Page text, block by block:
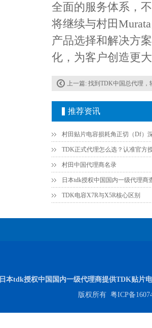
全面的服务体系，
将继续与村田
产品选择和解决方
化，为客户创造更
上一篇: 找到TDK中国总代理，轻松
推荐资讯
村田中国代理商名录
日本tdk授权中国国内一级代理商
TDK电容X7R与X5R核心区别
日本tdk授权中国国内一级代理商提供TDK贴片
版权所有 粤ICP备